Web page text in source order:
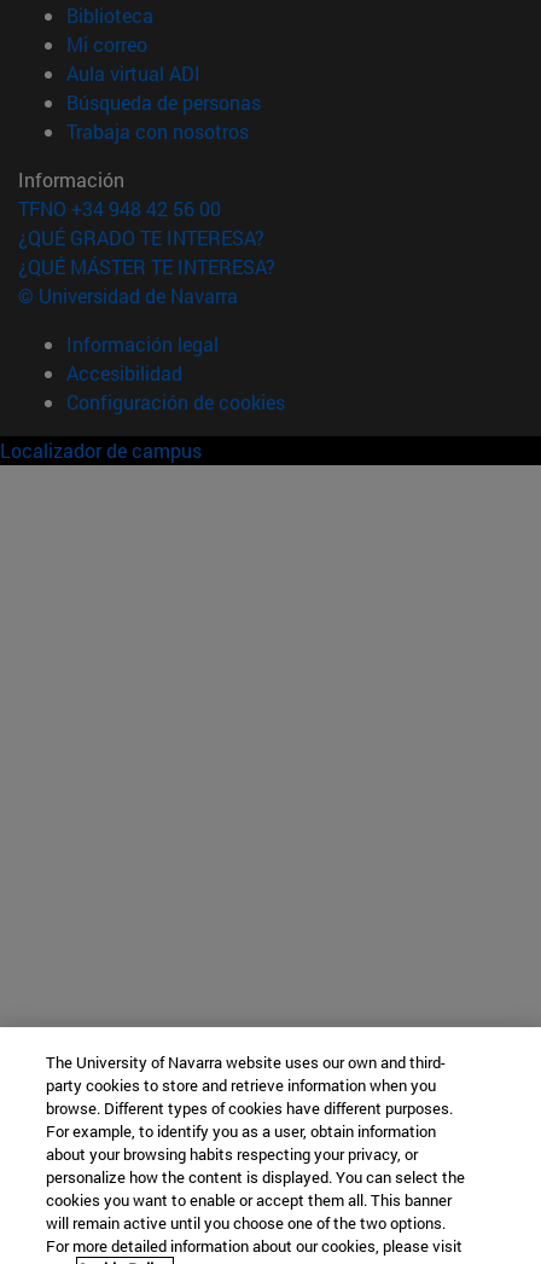
Biblioteca
Mi correo(abre en nueva ventana)
Aula virtual ADI
Búsqueda de personas(abre en nueva ventana)
Trabaja con nosotros(abre en nueva ventana)
Información
TFNO +34 948 42 56 00
¿QUÉ GRADO TE INTERESA?
¿QUÉ MÁSTER TE INTERESA?
© Universidad de Navarra
Información legal
Accesibilidad
Configuración de cookies
Localizador de campus
The University of Navarra website uses our own and third-
party cookies to store and retrieve information when you
browse. Different types of cookies have different purposes.
For example, to identify you as a user, obtain information
about your browsing habits respecting your privacy, or
personalize how the content is displayed. You can select the
cookies you want to enable or accept them all. This banner
will remain active until you choose one of the two options.
For more detailed information about our cookies, please visit